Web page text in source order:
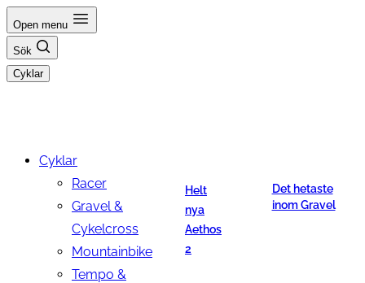
Hoppa
till
innehåll
Open menu
Sök
Cyklar
Cyklar
Racer
Gravel &
Cykelcross
Mountainbike
Tempo &
Helt
nya
Aethos
2
Det hetaste
inom Gravel